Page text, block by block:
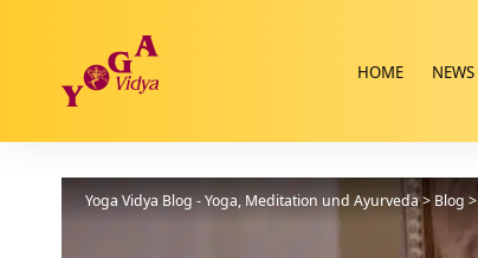
HOME NEWS
Yoga Vidya Blog - Yoga, Meditation und Ayurveda>Blog >